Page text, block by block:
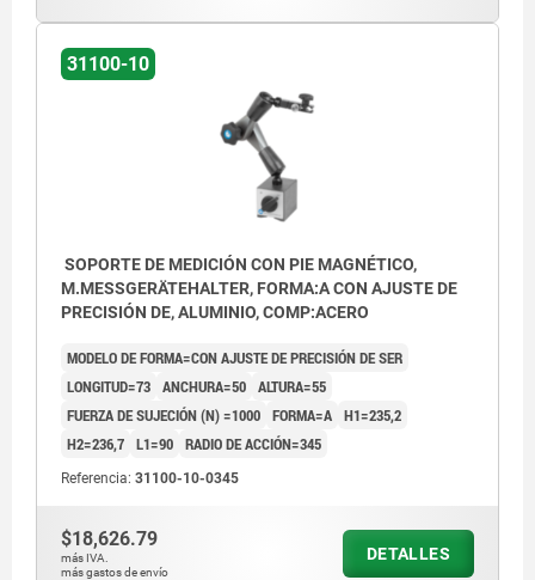
31100-10
SOPORTE DE MEDICIÓN CON PIE MAGNÉTICO,
M.MESSGERÄTEHALTER, FORMA:A CON AJUSTE DE
PRECISIÓN DE, ALUMINIO, COMP:ACERO
MODELO DE FORMA=CON AJUSTE DE PRECISIÓN DE SER
LONGITUD=73 ANCHURA=50 ALTURA=55
FUERZA DE SUJECIÓN (N) =1000 FORMA=A H1=235,2
H2=236,7 L1=90 RADIO DE ACCIÓN=345
Referencia: 31100-10-0345
$18,626.79
más IVA.
más gastos de envío
DETALLES